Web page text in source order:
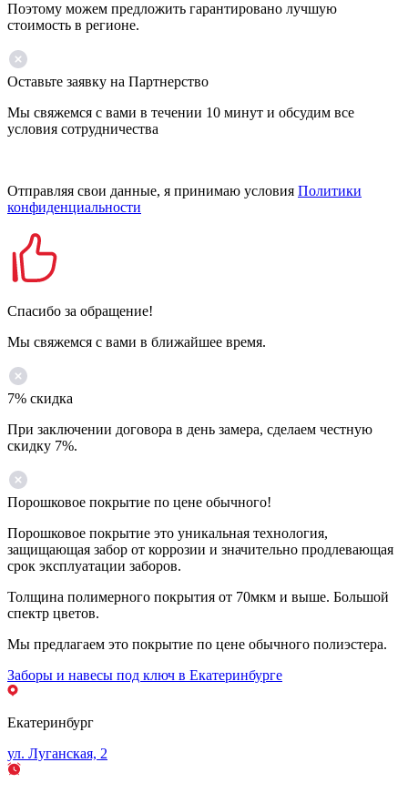
Поэтому можем предложить гарантировано лучшую
стоимость в регионе.
Оставьте заявку на Партнерство
Мы свяжемся с вами в течении 10 минут и обсудим все
условия сотрудничества
Отправляя свои данные, я принимаю условия Политики
конфиденциальности
Спасибо за обращение!
Мы свяжемся с вами в ближайшее время.
7% скидка
При заключении договора в день замера, сделаем честную
скидку 7%.
Порошковое покрытие по цене обычного!
Порошковое покрытие это уникальная технология,
защищающая забор от коррозии и значительно продлевающая
срок эксплуатации заборов.
Толщина полимерного покрытия от 70мкм и выше. Большой
спектр цветов.
Мы предлагаем это покрытие по цене обычного полиэстера.
Заборы и навесы под ключ в Екатеринбурге
Екатеринбург
ул. Луганская, 2